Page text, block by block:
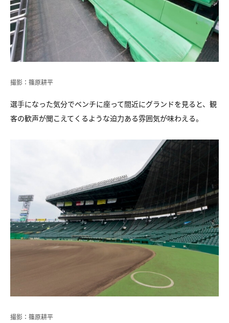
撮影：篠原耕平
選手になった気分でベンチに座って間近にグランドを見ると、観
客の歓声が聞こえてくるような迫力ある雰囲気が味わえる。
撮影：篠原耕平